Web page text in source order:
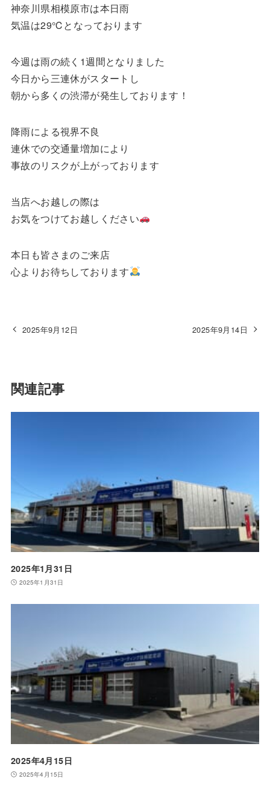
神奈川県相模原市は本日雨
気温は29℃となっております
今週は雨の続く1週間となりました
今日から三連休がスタートし
朝から多くの渋滞が発生しております！
降雨による視界不良
連休での交通量増加により
事故のリスクが上がっております
当店へお越しの際は
お気をつけてお越しください
本日も皆さまのご来店
心よりお待ちしております
2025年9月12日 2025年9月14日
関連記事
2025年1月31日
2025年1月31日
2025年4月15日
2025年4月15日